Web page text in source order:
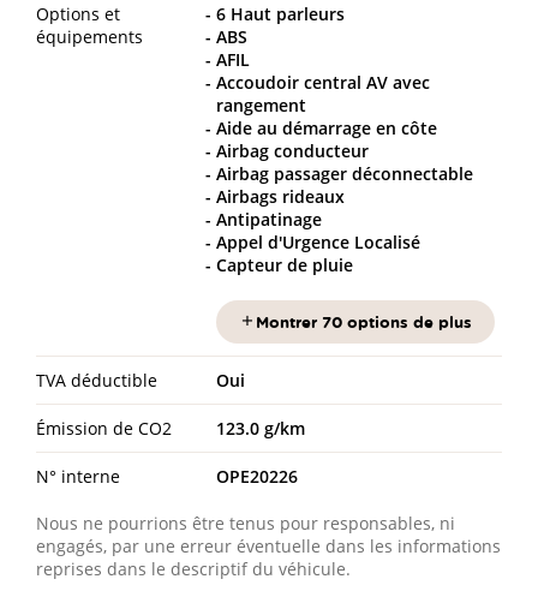
Options et
équipements
6 Haut parleurs
ABS
AFIL
Accoudoir central AV avec
rangement
Aide au démarrage en côte
Airbag conducteur
Airbag passager déconnectable
Airbags rideaux
Antipatinage
Appel d'Urgence Localisé
Capteur de pluie
Montrer 70 options de plus
TVA déductible Oui
Émission de CO2 123.0 g/km
N° interne OPE20226
Nous ne pourrions être tenus pour responsables, ni
engagés, par une erreur éventuelle dans les informations
reprises dans le descriptif du véhicule.